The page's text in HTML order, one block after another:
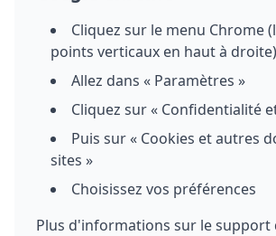
Cliquez sur le menu Chrome
points verticaux en haut à droite)
Allez dans « Paramètres »
Cliquez sur « Confidentialité
Puis sur « Cookies et autres
sites »
Choisissez vos préférences
Plus d'informations sur le support